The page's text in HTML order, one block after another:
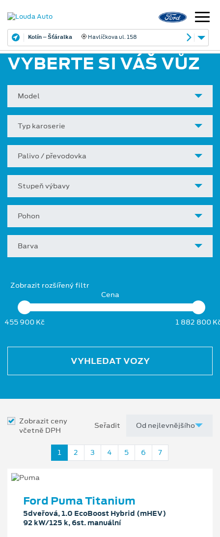
Kolín – Šťáralka Havlíčkova ul. 158
VYBERTE SI VÁŠ VŮZ
Model
Typ karoserie
Palivo / převodovka
Stupeň výbavy
Pohon
Barva
Zobrazit rozšířený filtr
Cena
455 900 Kč 1 882 800
VYHLEDAT VOZY
Zobrazit ceny
včetně DPH
Seřadit
1 2 3 4 5 6 7
Ford Puma Titanium
5dveřová, 1.0 EcoBoost Hybrid (mHEV)
92 kW/125 k, 6st. manuální